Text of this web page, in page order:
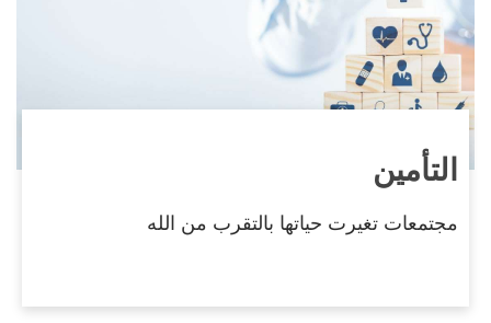
التأمين
مجتمعات تغيرت حياتها بالتقرب من الله